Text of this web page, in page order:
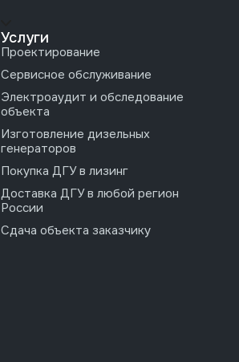
Услуги
Проектирование
Сервисное обслуживание
Электроаудит и обследование
объекта
Изготовление дизельных
генераторов
Покупка ДГУ в лизинг
Доставка ДГУ в любой регион
России
Сдача объекта заказчику